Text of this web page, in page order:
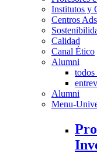
Institutos y
Centros
Calidad
Canal Ético
Alumni
todos
Alumni
Menu-